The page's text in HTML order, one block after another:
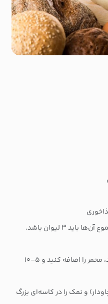
۳ لیوان باشد.
را داخل کاسه بریزید، مخمر را اضافه کنید و ۵–۱۰
و نمک را در کاسه‌ای بزرگ